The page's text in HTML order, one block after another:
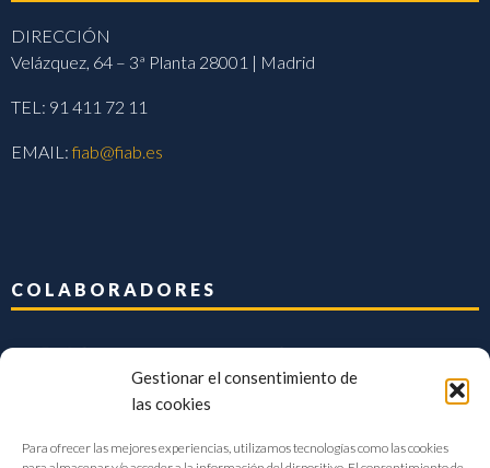
Gestionar el consentimiento de
las cookies
Para ofrecer las mejores experiencias, utilizamos tecnologías como las cookies
DIRECCIÓN
Velázquez, 64 – 3ª Planta 28001 | Madrid
TEL: 91 411 72 11
EMAIL:fiab@fiab.es
COLABORADORES